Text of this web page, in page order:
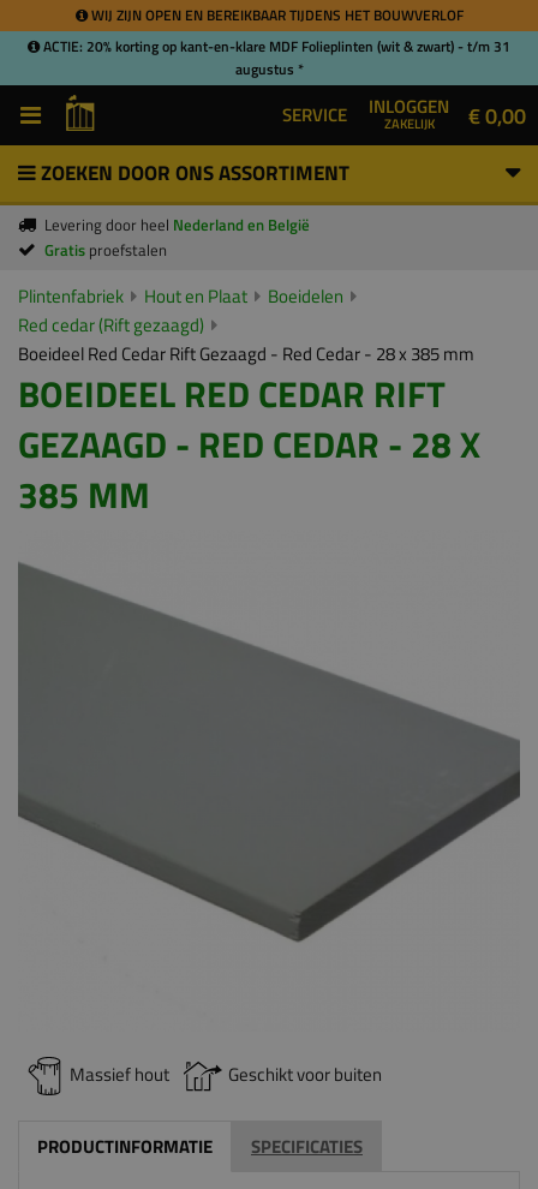
WIJ ZIJN OPEN EN BEREIKBAAR TIJDENS HET BOUWVERLOF
ACTIE: 20% korting op kant-en-klare MDF Folieplinten (wit & zwart) - t/m 31
augustus *
SERVICE INLOGGEN
ZAKELIJK € 0,00
ZOEKEN DOOR ONS ASSORTIMENT
Levering door heel Nederland en België
Gratis proefstalen
Plintenfabriek Hout en Plaat
Boeidelen
Red cedar (Rift gezaagd)
Boeideel Red Cedar Rift Gezaagd - Red Cedar - 28 x 385 mm
BOEIDEEL RED CEDAR RIFT
GEZAAGD - RED CEDAR - 28 X
385 MM
Massief hout Geschikt voor buiten
PRODUCTINFORMATIE SPECIFICATIES